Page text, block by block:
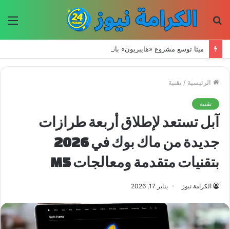
الرئيسية / تقنية
تقنية
آبل تستعد لإطلاق أربعة طرازات
جديدة من ماك بوك في 2026
بتقنيات متقدمة ومعالجات M5
الكرامة نيوز يناير 17, 2026